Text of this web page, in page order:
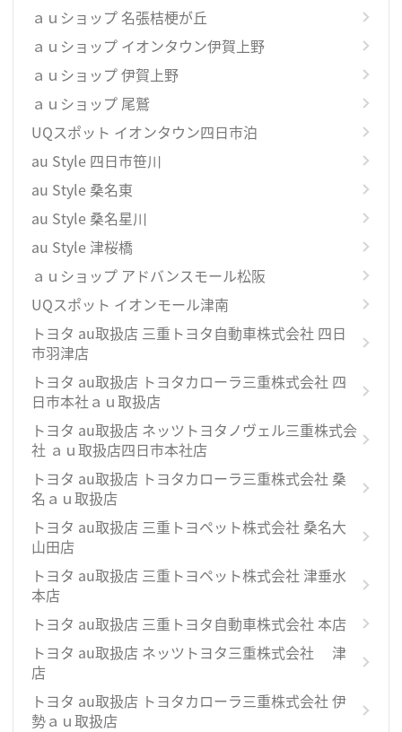
ａｕショップ 名張桔梗が丘
ａｕショップ イオンタウン伊賀上野
ａｕショップ 伊賀上野
ａｕショップ 尾鷲
UQスポット イオンタウン四日市泊
au Style 四日市笹川
au Style 桑名東
au Style 桑名星川
au Style 津桜橋
ａｕショップ アドバンスモール松阪
UQスポット イオンモール津南
トヨタ au取扱店 三重トヨタ自動車株式会社 四日
市羽津店
トヨタ au取扱店 トヨタカローラ三重株式会社 四
日市本社ａｕ取扱店
トヨタ au取扱店 ネッツトヨタノヴェル三重株式会
社 ａｕ取扱店四日市本社店
トヨタ au取扱店 トヨタカローラ三重株式会社 桑
名ａｕ取扱店
トヨタ au取扱店 三重トヨペット株式会社 桑名大
山田店
トヨタ au取扱店 三重トヨペット株式会社 津垂水
本店
トヨタ au取扱店 三重トヨタ自動車株式会社 本店
トヨタ au取扱店 ネッツトヨタ三重株式会社 津
店
トヨタ au取扱店 トヨタカローラ三重株式会社 伊
勢ａｕ取扱店